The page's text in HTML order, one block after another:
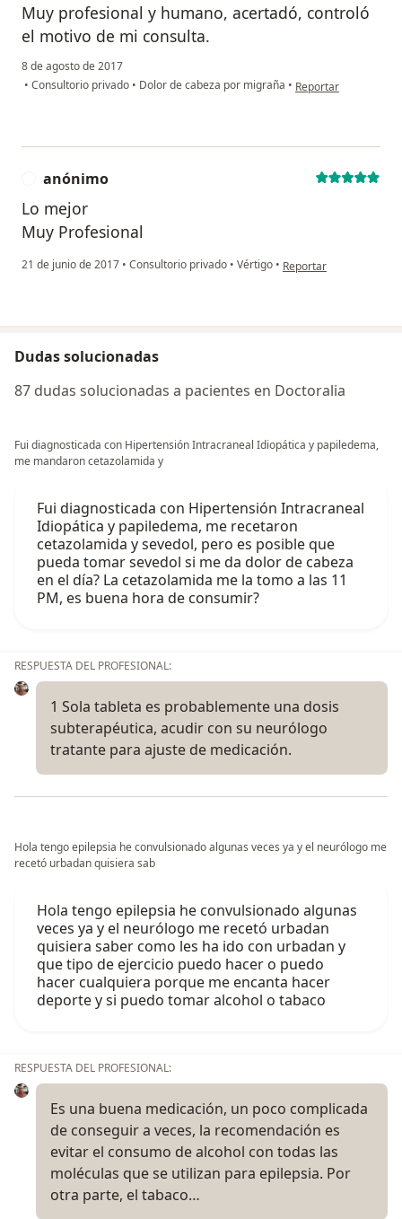
Muy profesional y humano, acertadó, controló
el motivo de mi consulta.
8 de agosto de 2017
• Consultorio privado • Dolor de cabeza por migraña • en opinión del
Reportar
anónimo
Lo mejor
Muy Profesional
21 de junio de 2017 • Consultorio privado • Vértigo • en opinión del usuario
Reportar
Dudas solucionadas
87 dudas solucionadas a pacientes en Doctoralia
Fui diagnosticada con Hipertensión Intracraneal Idiopática y papiledema,
me mandaron cetazolamida y
Fui diagnosticada con Hipertensión Intracraneal
Idiopática y papiledema, me recetaron
cetazolamida y sevedol, pero es posible que
pueda tomar sevedol si me da dolor de cabeza
en el día? La cetazolamida me la tomo a las 11
PM, es buena hora de consumir?
RESPUESTA DEL PROFESIONAL:
1 Sola tableta es probablemente una dosis
subterapéutica, acudir con su neurólogo
tratante para ajuste de medicación.
Hola tengo epilepsia he convulsionado algunas veces ya y el neurólogo me
recetó urbadan quisiera sab
Hola tengo epilepsia he convulsionado algunas
veces ya y el neurólogo me recetó urbadan
quisiera saber como les ha ido con urbadan y
que tipo de ejercicio puedo hacer o puedo
hacer cualquiera porque me encanta hacer
deporte y si puedo tomar alcohol o tabaco
RESPUESTA DEL PROFESIONAL:
Es una buena medicación, un poco complicada
de conseguir a veces, la recomendación es
evitar el consumo de alcohol con todas las
moléculas que se utilizan para epilepsia. Por
otra parte, el tabaco…